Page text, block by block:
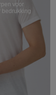
voor
bedrukking